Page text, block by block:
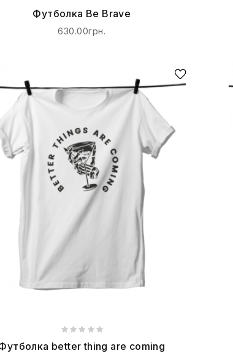
Футболка Be Brave
630.00грн.
better thing are coming